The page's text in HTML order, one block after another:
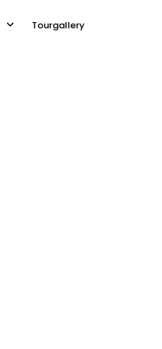
Tourgallery